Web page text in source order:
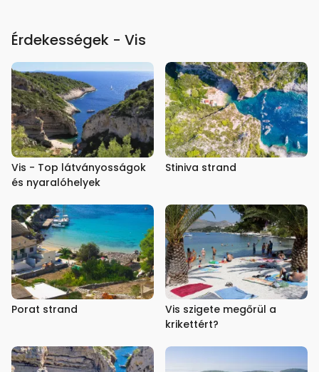
Érdekességek - Vis
Vis - Top látványosságok
és nyaralóhelyek
Stiniva strand
Porat strand
Vis szigete megőrül a
krikettért?